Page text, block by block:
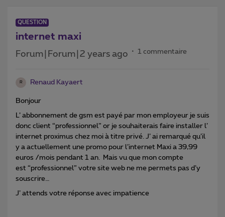
QUESTION
internet maxi
Forum|Forum|2 years ago 1 commentaire
R Renaud Kayaert
Bonjour
L’ abbonnement de gsm est payé par mon employeur je suis
donc client “professionnel” or je souhaiterais faire installer l’
internet proximus chez moi à titre privé. J’ ai remarqué qu’il
y a actuellement une promo pour l’internet Maxi a 39,99
euros /mois pendant 1 an. Mais vu que mon compte
est “professionnel” votre site web ne me permets pas d’y
souscrire…
J’ attends votre réponse avec impatience